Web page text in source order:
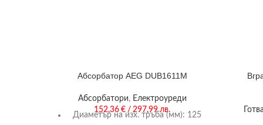
Абсорбатор AEG DUB1611M
Абсорбатори, Електроуреди
152,36 € / 297,99 лв.
Диаметър на изх. тръба (мм): 125